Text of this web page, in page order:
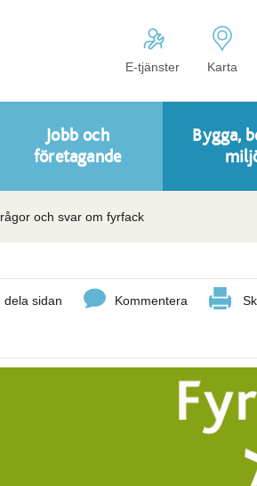
E-tjänster Karta
Jobb och
företagande
Bygga,
och svar om fyrfack
dela sidan Kommentera